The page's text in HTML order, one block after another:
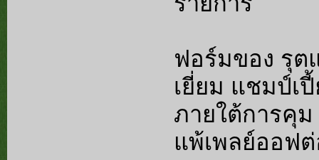
ฟอร์มของ รุต
เยี่ยม แชมป์เ
ภายใต้การคุ
แพ้เพลย์ออฟ